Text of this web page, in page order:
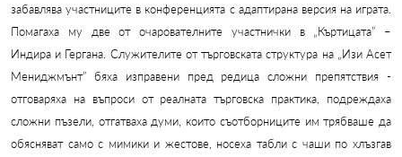
забавлява участниците в конференцията с адаптирана версия на играта.
Помагаха му две от очарователните участнички в „Къртицата” –
Индира и Гергана. Служителите от търговската структура на „Изи Асет
Мениджмънт” бяха изправени пред редица сложни препятствия -
отговаряха на въпроси от реалната търговска практика, подреждаха
сложни пъзели, отгатваха думи, които съотборниците им трябваше да
обясняват само с мимики и жестове, носеха табли с чаши по хлъзгав